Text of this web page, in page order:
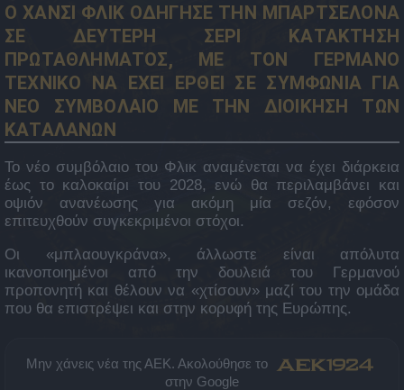
Ο ΧΑΝΣΙ ΦΛΙΚ ΟΔΗΓΗΣΕ ΤΗΝ ΜΠΑΡΤΣΕΛΟΝΑ
ΣΕ ΔΕΥΤΕΡΗ ΣΕΡΙ ΚΑΤΑΚΤΗΣΗ
ΠΡΩΤΑΘΛΗΜΑΤΟΣ, ΜΕ ΤΟΝ ΓΕΡΜΑΝΟ
ΤΕΧΝΙΚΟ ΝΑ ΕΧΕΙ ΕΡΘΕΙ ΣΕ ΣΥΜΦΩΝΙΑ ΓΙΑ
ΝΕΟ ΣΥΜΒΟΛΑΙΟ ΜΕ ΤΗΝ ΔΙΟΙΚΗΣΗ ΤΩΝ
ΚΑΤΑΛΑΝΩΝ
Το νέο συμβόλαιο του Φλικ αναμένεται να έχει διάρκεια
έως το καλοκαίρι του 2028, ενώ θα περιλαμβάνει και
οψιόν ανανέωσης για ακόμη μία σεζόν, εφόσον
επιτευχθούν συγκεκριμένοι στόχοι.
Οι «μπλαουγκράνα», άλλωστε είναι απόλυτα
ικανοποιημένοι από την δουλειά του Γερμανού
προπονητή και θέλουν να «χτίσουν» μαζί του την ομάδα
που θα επιστρέψει και στην κορυφή της Ευρώπης.
Μην χάνεις νέα της ΑΕΚ. Ακολούθησε το
στην Google